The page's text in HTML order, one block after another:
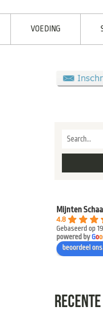
VOEDING
Mijnten
4.8
Gebaseerd op
powered byGoo
beoordeel